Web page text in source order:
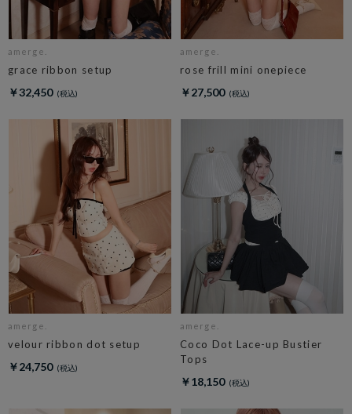
amerge.
grace ribbon setup
￥32,450
amerge.
rose frill mini onepiece
￥27,500
amerge.
velour ribbon dot setup
￥24,750
amerge.
Coco Dot Lace-up Bustier
Tops
￥18,150